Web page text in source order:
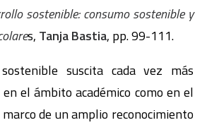
sostenible: consumo sostenible y
s, Tanja Bastia, pp. 99-111.
suscita cada vez más
el ámbito académico como en el
de un amplio reconocimiento